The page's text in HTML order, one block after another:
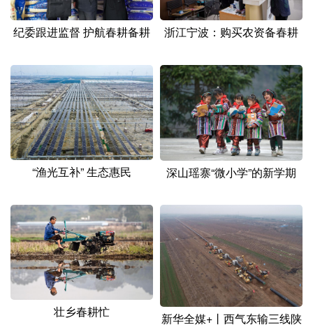
纪委跟进监督 护航春耕备耕 浙江宁波：购买农资备春耕
“渔光互补” 生态惠民 深山瑶寨“微小学”的新学期
壮乡春耕忙 新华全媒+丨西气东输三线陕